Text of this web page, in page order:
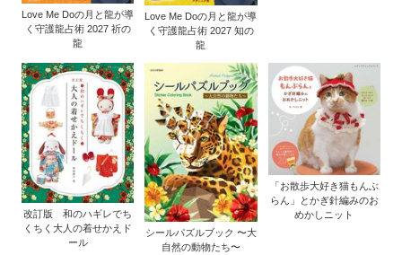
Love Me Doの月と龍が導
く守護龍占術 2027 祈の
龍
Love Me Doの月と龍が導
く守護龍占術 2027 知の
龍
改訂版 和のハギレでち
くちく大人の着せかえド
ール
シールパズルブック 〜大
自然の動物たち〜
「お散歩大好き猫もんぶ
らん」とかぎ針編みのお
めかしニット